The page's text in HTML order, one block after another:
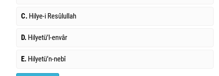
C. Hilye-i Resûlullah
D. Hilyetü’l-envâr
E. Hilyetü’n-nebî